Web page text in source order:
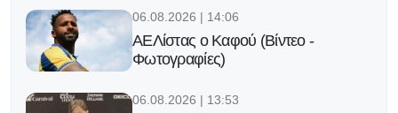
06.08.2026 | 14:06
ΑΕΛίστας ο Καφού (Βίντεο -
Φωτογραφίες)
06.08.2026 | 13:53